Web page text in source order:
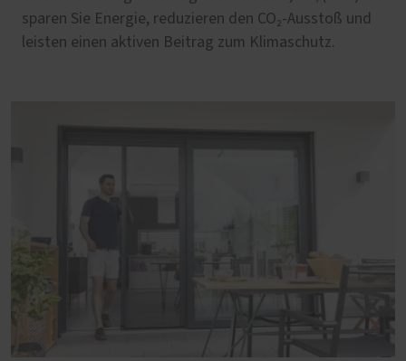
sparen Sie Energie, reduzieren den CO₂-Ausstoß und
leisten einen aktiven Beitrag zum Klimaschutz.